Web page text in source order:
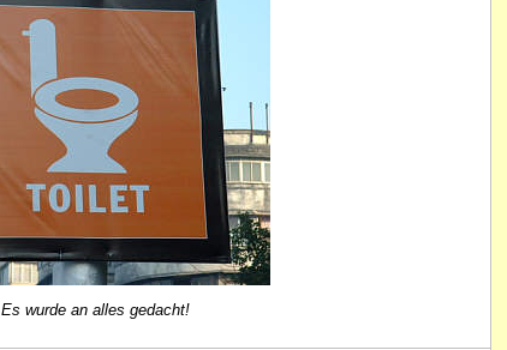
Es wurde an alles gedacht!